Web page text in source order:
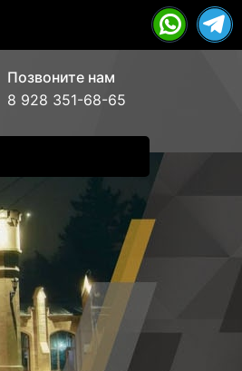
Позвоните нам
8 928 351-68-65